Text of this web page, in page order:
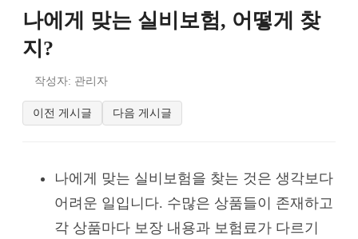
나에게 맞는 실비보험, 어떻게 찾
지?
작성자: 관리자
이전 게시글 다음 게시글
나에게 맞는 실비보험을 찾는 것은 생각보다
어려운 일입니다. 수많은 상품들이 존재하고
각 상품마다 보장 내용과 보험료가 다르기